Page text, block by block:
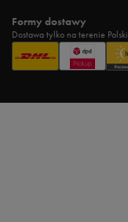
Formy dostawy
Dostawa tylko na terenie Polski